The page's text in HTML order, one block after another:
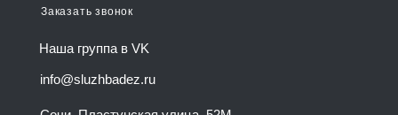
Заказать звонок
Наша группа в VK
info@sluzhbadez.ru